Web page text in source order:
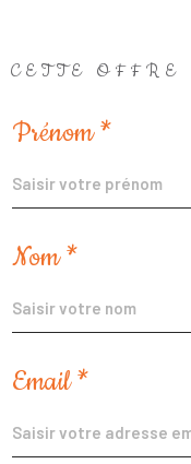
CETTE OFFRE
Prénom *
Nom *
Email *